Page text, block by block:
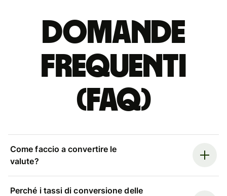
Domande
Frequenti
(FAQ)
Come faccio a convertire le
valute?
Perché i tassi di conversione delle